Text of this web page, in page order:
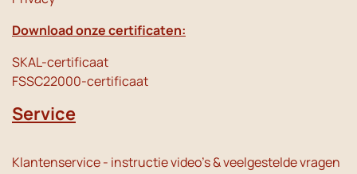
Download onze certificaten:
SKAL-certificaat
FSSC22000-certificaat
Service
Klantenservice - instructie video's & veelgestelde vragen